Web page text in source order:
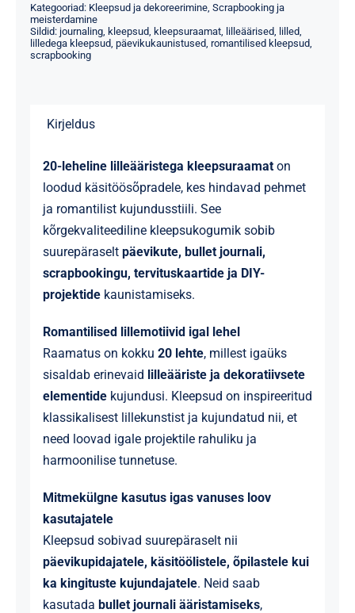
kogus
Kategooriad: Kleepsud ja dekoreerimine, Scrapbooking ja
meisterdamine
Sildid: journaling, kleepsud kleepsuraamat, lilleäärised lilled
lilledega kleepsud päevikukaunistused romantilised kleepsud
scrapbooking
Kirjeldus
20-leheline lilleääristega kleepsuraamaton
loodud käsitöösõpradele, kes hindavad pehmet
ja romantilist kujundusstiili. See
kõrgekvaliteediline kleepsukogumik sobib
suurepäraselt päevikute, bullet journali,
scrapbookingu, tervituskaartide ja DIY-
projektidekaunistamiseks.
Romantilised lillemotiivid igal lehel
Raamatus on kokku 20 lehte, millest igaüks
sisaldab erinevaid lilleääriste ja dekoratiivsete
elementidekujundusi. Kleepsud on inspireeritud
klassikalisest lillekunstist ja kujundatud nii, et
need loovad igale projektile rahuliku ja
harmoonilise tunnetuse.
Mitmekülgne kasutus igas vanuses loov
kasutajatele
Kleepsud sobivad suurepäraselt nii
päevikupidajatele, käsitöölistele, õpilastele kui
ka kingituste kujundajatele. Neid saab
kasutada bullet journali ääristamiseks,